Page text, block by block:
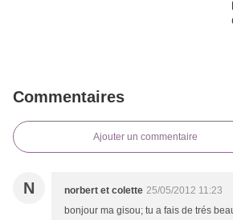
Commentaires
Ajouter un commentaire
N norbert et colette 25/05/2012 11:23
bonjour ma gisou; tu a fais de trés